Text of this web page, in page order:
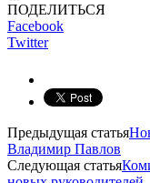
ПОДЕЛИТЬСЯ
Facebook
Twitter
Предыдущая статья
Владимир Павлов
Следующая статья